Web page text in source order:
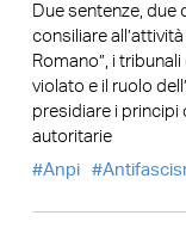
Due sentenze, due
consiliare
Romano”, i
violato e il ruolo
presidiare i principi
autoritarie
Anpi